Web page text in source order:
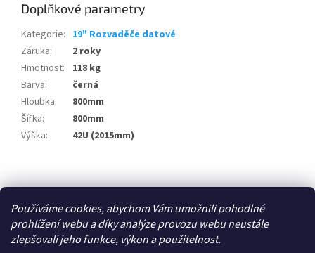
Používáme cookies, abychom Vám umožnili pohodlné
prohlížení webu a díky analýze provozu webu neustále
zlepšovali jeho funkce, výkon a použitelnost.
Doplňkové parametry
Kategorie: 19" Rozvaděče datové
Záruka:
2 roky
Hmotnost:
118 kg
Barva:
černá
Hloubka:
800mm
Šířka:
800mm
Výška: 42U (2015mm)
á